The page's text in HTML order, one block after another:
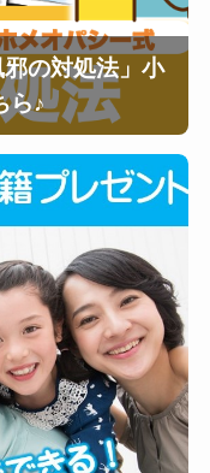
の対処法」小
ら♪